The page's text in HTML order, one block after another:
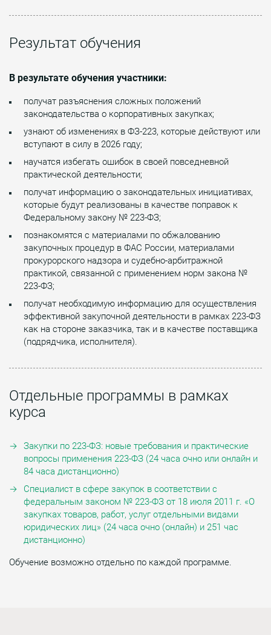
Результат обучения
В результате обучения участники:
получат разъяснения сложных положений
законодательства о корпоративных закупках;
узнают об изменениях в ФЗ-223, которые действуют или
вступают в силу в 2026 году;
научатся избегать ошибок в своей повседневной
практической деятельности;
получат информацию о законодательных инициативах,
которые будут реализованы в качестве поправок к
Федеральному закону № 223-ФЗ;
познакомятся с материалами по обжалованию
закупочных процедур в ФАС России, материалами
прокурорского надзора и судебно-арбитражной
практикой, связанной с применением норм закона №
223-ФЗ;
получат необходимую информацию для осуществления
эффективной закупочной деятельности в рамках 223-ФЗ
как на стороне заказчика, так и в качестве поставщика
(подрядчика, исполнителя).
Отдельные программы в рамках
курса
Закупки по 223-ФЗ: новые требования и практические
вопросы применения 223-ФЗ (24 часа очно или онлайн и
84 часа дистанционно)
Специалист в сфере закупок в соответствии с
федеральным законом № 223-ФЗ от 18 июля 2011 г. «О
закупках товаров, работ, услуг отдельными видами
юридических лиц» (24 часа очно (онлайн) и 251 час
дистанционно)
Обучение возможно отдельно по каждой программе.